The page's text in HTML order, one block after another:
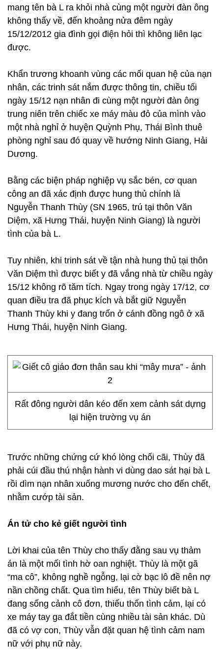
mang tên bà L ra khỏi nhà cùng một người đàn ông
không thấy về, đến khoảng nửa đêm ngày
15/12/2012 gia đình gọi điện hỏi thì không liên lạc
được.
Khẩn trương khoanh vùng các mối quan hệ của nạn
nhân, các trinh sát nắm được thông tin, chiều tối
ngày 15/12 nạn nhân đi cùng một người đàn ông
trung niên trên chiếc xe máy màu đỏ của mình vào
một nhà nghỉ ở huyện Quỳnh Phụ, Thái Bình thuê
phòng nghỉ sau đó quay về hướng Ninh Giang, Hải
Dương.
Bằng các biện pháp nghiệp vụ sắc bén, cơ quan
công an đã xác định được hung thủ chính là
Nguyễn Thanh Thùy (SN 1965, trú tại thôn Văn
Diệm, xã Hưng Thái, huyện Ninh Giang) là người
tình của bà L.
Tuy nhiên, khi trinh sát về tận nhà hung thủ tại thôn
Văn Diệm thì được biết y đã vắng nhà từ chiều ngày
15/12 không rõ tăm tích. Ngay trong ngày 17/12, cơ
quan điều tra đã phục kích và bắt giữ Nguyễn
Thanh Thùy khi y đang trốn ở cánh đồng ngô ở xã
Hưng Thái, huyện Ninh Giang.
Rất đông người dân kéo đến xem cảnh sát dựng
lại hiện trường vụ án
Trước những chứng cứ khó lòng chối cãi, Thùy đã
phải cúi đầu thú nhận hành vi dùng dao sát hại bà L
rồi dìm nạn nhân xuống mương nước cho đến chết,
nhằm cướp tài sản.
Án tử cho kẻ giết người tình
Lời khai của tên Thùy cho thấy đằng sau vụ thảm
án là một mối tình hờ oan nghiệt. Thùy là một gã
“ma cô”, không nghề ngỗng, lại cờ bạc lô đề nên nợ
nần chồng chất. Qua tìm hiểu, tên Thùy biết bà L
đang sống cảnh cô đơn, thiếu thốn tình cảm, lại có
xe máy tay ga đắt tiền cùng nhiều tài sản khác. Dù
đã có vợ con, Thùy vẫn đặt quan hệ tình cảm nam
nữ với phụ nữ này.